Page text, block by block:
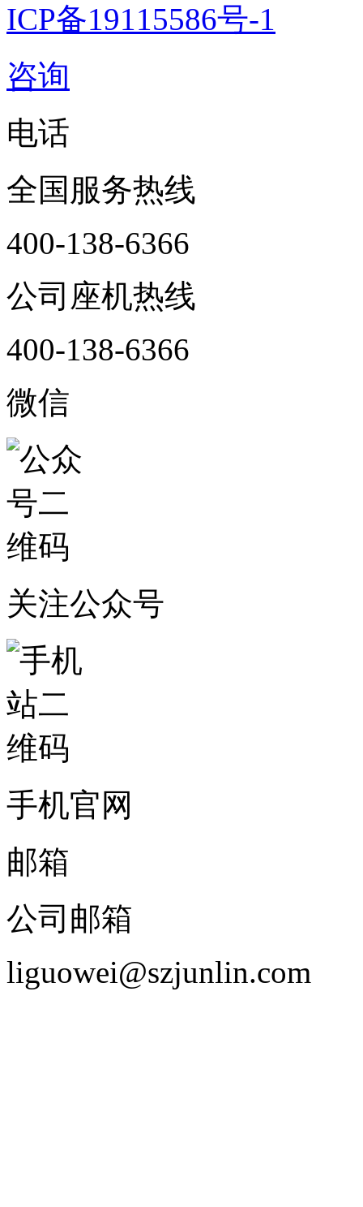
ICP备19115586号-1
咨询
电话
全国服务热线
400-138-6366
公司座机热线
400-138-6366
微信
关注公众号
手机官网
邮箱
公司邮箱
liguowei@szjunlin.com